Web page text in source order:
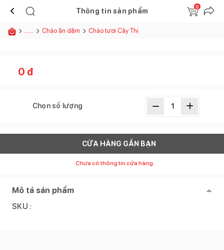
Thông tin sản phẩm
0
...... Cháo ăn dặm Cháo tươi Cây Thị
0 đ
Chọn số lượng
CỬA HÀNG GẦN BẠN
Chưa có thông tin cửa hàng.
Mô tả sản phẩm
SKU :